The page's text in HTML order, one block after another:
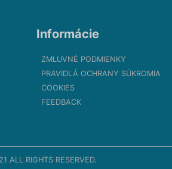
Informácie
ZMLUVNÉ PODMIENKY
PRAVIDLÁ OCHRANY SÚKROMIA
COOKIES
FEEDBACK
ALL RIGHTS RESERVED.